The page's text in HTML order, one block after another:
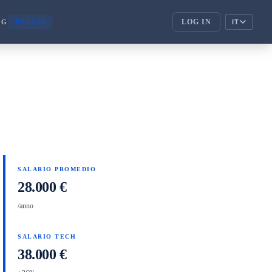
PREZZI LOG IN IT
SALARIO PROMEDIO
28.000 €
/anno
SALARIO TECH
38.000 €